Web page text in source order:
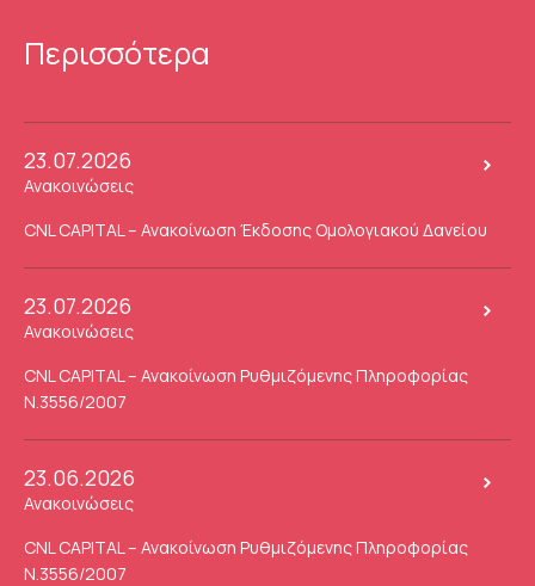
Περισσότερα
23.07.2026
Ανακοινώσεις
CNL CAPITAL – Ανακοίνωση Έκδοσης Ομολογιακού Δανείου
23.07.2026
Ανακοινώσεις
CNL CAPITAL – Ανακοίνωση Ρυθμιζόμενης Πληροφορίας
Ν.3556/2007
23.06.2026
Ανακοινώσεις
CNL CAPITAL – Ανακοίνωση Ρυθμιζόμενης Πληροφορίας
Ν.3556/2007